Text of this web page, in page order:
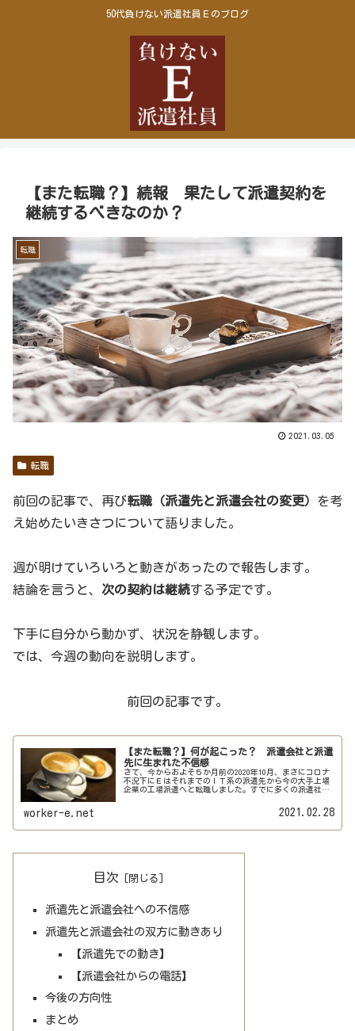
50代負けない派遣社員Ｅのブログ
【また転職？】続報 果たして派遣契約を
継続するべきなのか？
転職
2021.03.05
転職
前回の記事で、再び転職（派遣先と派遣会社の変更） を考
え始めたいきさつについて語りました。
週が明けていろいろと動きがあったので報告します。
結論を言うと、 次の契約は継続する予定です。
下手に自分から動かず、状況を静観します。
では、今週の動向を説明します。
前回の記事です。
【また転職？】何が起こった？ 派遣会社と派遣
先に生まれた不信感
さて、今からおよそ５か月前の2020年10月、まさにコロナ
不況下にＥはそれまでのＩＴ系の派遣先から今の大手上場
企業の工場派遣へと転職しました。すでに多くの派遣社員
worker-e.net 2021.02.28
目次
派遣先と派遣会社への不信感
派遣先と派遣会社の双方に動きあり
【派遣先での動き】
【派遣会社からの電話】
今後の方向性
まとめ